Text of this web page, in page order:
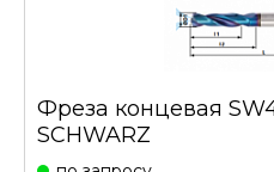
Фреза концевая
SCHWARZ